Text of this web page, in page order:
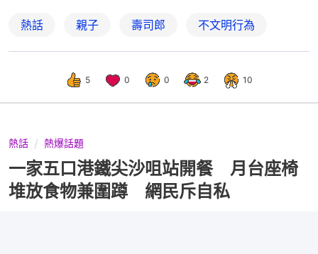
熱話 親子 壽司郎 不文明行為
5 0 0 2 10
熱話 熱爆話題
一家五口港鐵尖沙咀站開餐 月台座椅
堆放食物兼圍蹲 網民斥自私